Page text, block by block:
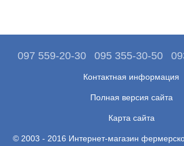
097 559-20-30 095 355-30-50
Контактная информация
Полная версия сайта
Карта сайта
© 2003 - 2016 Интернет-магазин